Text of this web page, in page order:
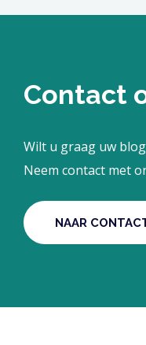
Contact
Wilt u graag uw
Neem contact met
NAAR